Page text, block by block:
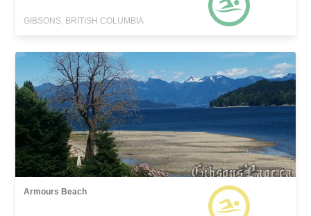
GIBSONS, BRITISH COLUMBIA
Armours Beach